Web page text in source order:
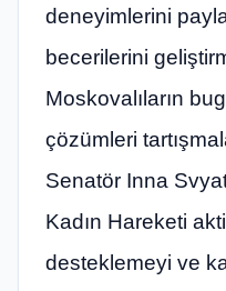
deneyimlerini
becerilerini
Moskovalıların
çözümleri
Senatör Inna
Kadın Hareketi
desteklemeyi ve